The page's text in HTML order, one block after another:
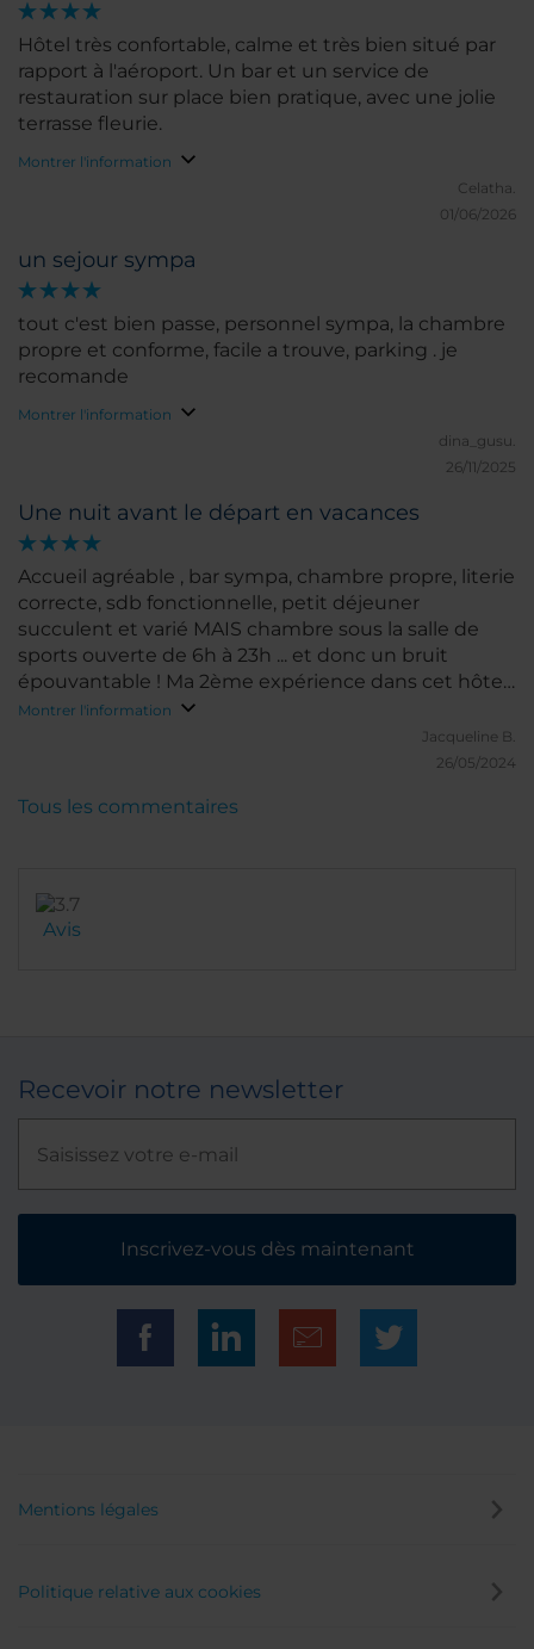
Hôtel très confortable, calme et très bien situé par
rapport à l'aéroport. Un bar et un service de
restauration sur place bien pratique, avec une jolie
terrasse fleurie.
Montrer l'information
Celatha.
01/06/2026
un sejour sympa
tout c'est bien passe, personnel sympa, la chambre
propre et conforme, facile a trouve, parking . je
recomande
Montrer l'information
dina_gusu.
26/11/2025
Une nuit avant le départ en vacances
Accueil agréable , bar sympa, chambre propre, literie
correcte, sdb fonctionnelle, petit déjeuner
succulent et varié MAIS chambre sous la salle de
sports ouverte de 6h à 23h ... et donc un bruit
épouvantable ! Ma 2ème expérience dans cet hôtel
m'a déçu, la 1ère expérience m'avait enchanté.
Montrer l'information
Jacqueline B.
26/05/2024
Avis
Tous les commentaires
Recevoir notre newsletter
Inscrivez-vous dès maintenant
Mentions légales
Politique relative aux cookies